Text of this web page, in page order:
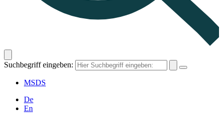
Suchbegriff eingeben:
MSDS
De
En